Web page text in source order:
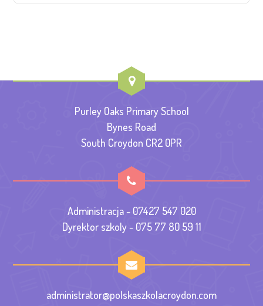
Purley Oaks Primary School
Bynes Road
South Croydon CR2 0PR
Administracja - 07427 547 020
Dyrektor szkoly - 075 77 80 59 11
administrator@polskaszkolacroydon.com